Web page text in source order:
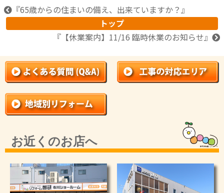
『65歳からの住まいの備え、出来ていますか？ 』
トップ
『 【休業案内】11/16 臨時休業のお知らせ』
お近くのお店へ